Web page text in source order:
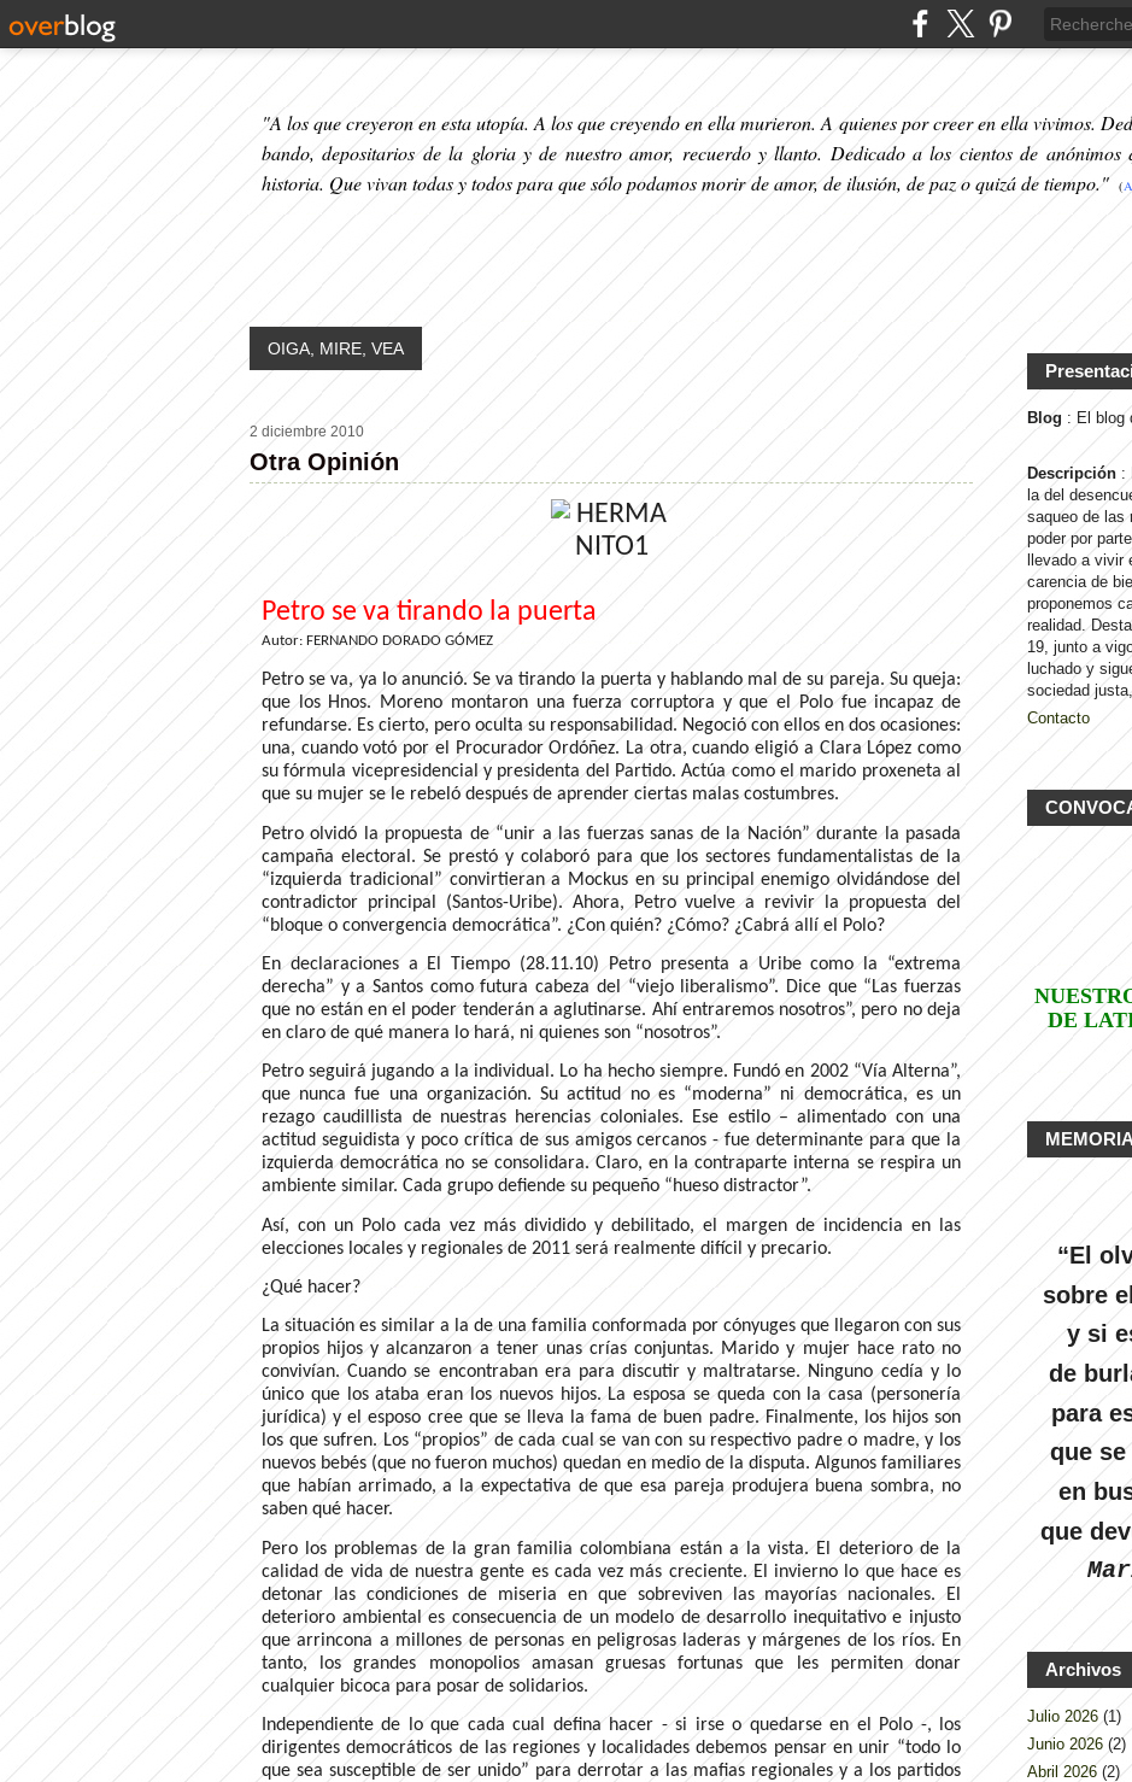
"A los que creyeron en esta utopía. A los que creyendo en ella murieron. A quienes por creer en ella vivimos.
bando, depositarios de la gloria y de nuestro amor, recuerdo y llanto. Dedicado a los cientos de anónimos
historia. Que vivan todas y todos para que sólo podamos morir de amor, de ilusión, de paz o quizá de tiempo." (
OIGA, MIRE, VEA
2 diciembre 2010
Otra Opinión
Petro se va tirando la puerta
Autor: FERNANDO DORADO GÓMEZ
Petro se va, ya lo anunció. Se va tirando la puerta y hablando mal de su pareja. Su queja:
que los Hnos. Moreno montaron una fuerza corruptora y que el Polo fue incapaz de
refundarse. Es cierto, pero oculta su responsabilidad. Negoció con ellos en dos ocasiones:
una, cuando votó por el Procurador Ordóñez. La otra, cuando eligió a Clara López como
su fórmula vicepresidencial y presidenta del Partido. Actúa como el marido proxeneta al
que su mujer se le rebeló después de aprender ciertas malas costumbres.
Petro olvidó la propuesta de “unir a las fuerzas sanas de la Nación” durante la pasada
campaña electoral. Se prestó y colaboró para que los sectores fundamentalistas de la
“izquierda tradicional” convirtieran a Mockus en su principal enemigo olvidándose del
contradictor principal (Santos-Uribe). Ahora, Petro vuelve a revivir la propuesta del
“bloque o convergencia democrática”. ¿Con quién? ¿Cómo? ¿Cabrá allí el Polo?
En declaraciones a El Tiempo (28.11.10) Petro presenta a Uribe como la “extrema
derecha” y a Santos como futura cabeza del “viejo liberalismo”. Dice que “Las fuerzas
que no están en el poder tenderán a aglutinarse. Ahí entraremos nosotros”, pero no deja
en claro de qué manera lo hará, ni quienes son “nosotros”.
Petro seguirá jugando a la individual. Lo ha hecho siempre. Fundó en 2002 “Vía Alterna”,
que nunca fue una organización. Su actitud no es “moderna” ni democrática, es un
rezago caudillista de nuestras herencias coloniales. Ese estilo – alimentado con una
actitud seguidista y poco crítica de sus amigos cercanos - fue determinante para que la
izquierda democrática no se consolidara. Claro, en la contraparte interna se respira un
ambiente similar. Cada grupo defiende su pequeño “hueso distractor”.
Así, con un Polo cada vez más dividido y debilitado, el margen de incidencia en las
elecciones locales y regionales de 2011 será realmente difícil y precario.
¿Qué hacer?
La situación es similar a la de una familia conformada por cónyuges que llegaron con sus
propios hijos y alcanzaron a tener unas crías conjuntas. Marido y mujer hace rato no
convivían. Cuando se encontraban era para discutir y maltratarse. Ninguno cedía y lo
único que los ataba eran los nuevos hijos. La esposa se queda con la casa (personería
jurídica) y el esposo cree que se lleva la fama de buen padre. Finalmente, los hijos son
los que sufren. Los “propios” de cada cual se van con su respectivo padre o madre, y los
nuevos bebés (que no fueron muchos) quedan en medio de la disputa. Algunos familiares
que habían arrimado, a la expectativa de que esa pareja produjera buena sombra, no
saben qué hacer.
Pero los problemas de la gran familia colombiana están a la vista. El deterioro de la
calidad de vida de nuestra gente es cada vez más creciente. El invierno lo que hace es
detonar las condiciones de miseria en que sobreviven las mayorías nacionales. El
deterioro ambiental es consecuencia de un modelo de desarrollo inequitativo e injusto
que arrincona a millones de personas en peligrosas laderas y márgenes de los ríos. En
tanto, los grandes monopolios amasan gruesas fortunas que les permiten donar
cualquier bicoca para posar de solidarios.
Independiente de lo que cada cual defina hacer - si irse o quedarse en el Polo -, los
dirigentes democráticos de las regiones y localidades debemos pensar en unir “todo lo
que sea susceptible de ser unido” para derrotar a las mafias regionales y a los partidos
Blog : El blog
Descripción :
la del
saqueo de las
poder por
llevado a
carencia de
proponemos
realidad.
19, junto a
luchado y
sociedad
Contacto
DE
MEMORIA
“El
sobre
y si
de
para
que
en
que
Archivos
Julio 2026 (1)
Junio 2026 (2)
Abril 2026 (2)